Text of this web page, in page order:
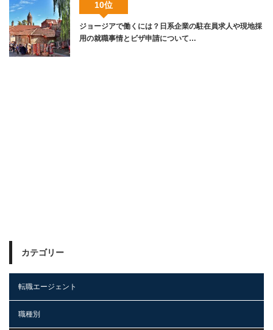
10位
ジョージアで働くには？日系企業の駐在員求人や現地採
用の就職事情とビザ申請について…
カテゴリー
転職エージェント
職種別